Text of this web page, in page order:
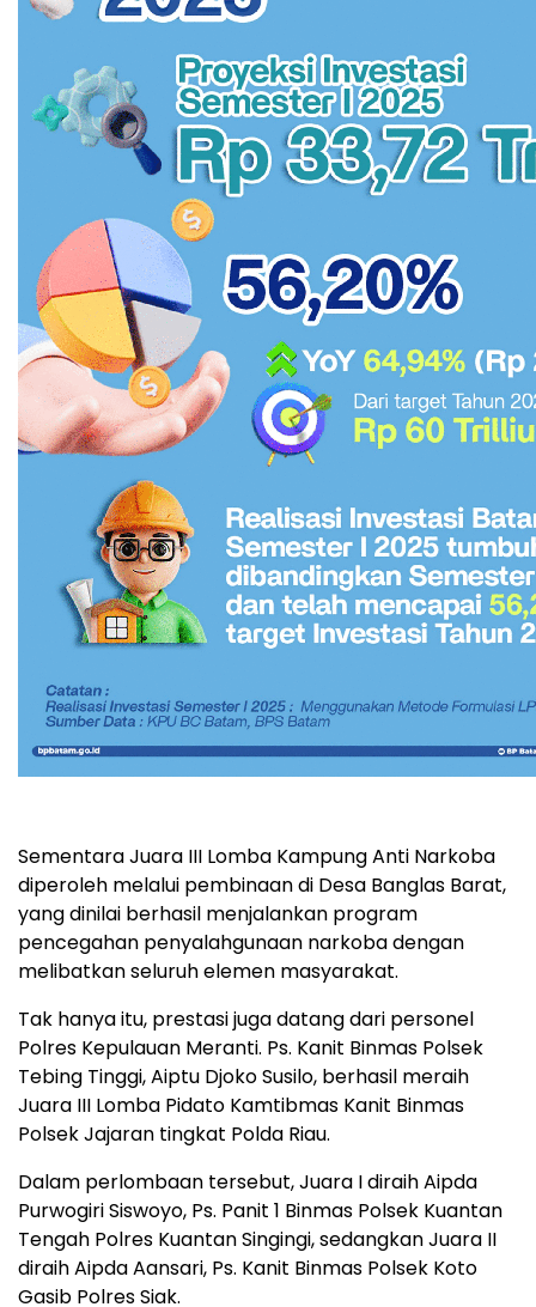
Sementara Juara III Lomba Kampung Anti Narkoba
diperoleh melalui pembinaan di Desa Banglas Barat,
yang dinilai berhasil menjalankan program
pencegahan penyalahgunaan narkoba dengan
melibatkan seluruh elemen masyarakat.
Tak hanya itu, prestasi juga datang dari personel
Polres Kepulauan Meranti. Ps. Kanit Binmas Polsek
Tebing Tinggi, Aiptu Djoko Susilo, berhasil meraih
Juara III Lomba Pidato Kamtibmas Kanit Binmas
Polsek Jajaran tingkat Polda Riau.
Dalam perlombaan tersebut, Juara I diraih Aipda
Purwogiri Siswoyo, Ps. Panit 1 Binmas Polsek Kuantan
Tengah Polres Kuantan Singingi, sedangkan Juara II
diraih Aipda Aansari, Ps. Kanit Binmas Polsek Koto
Gasib Polres Siak.